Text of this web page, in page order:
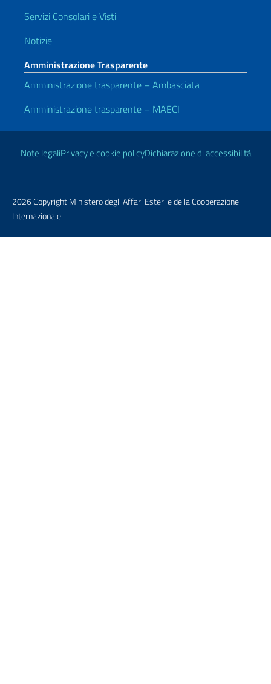
Servizi Consolari e Visti
Notizie
Amministrazione Trasparente
Amministrazione trasparente – Ambasciata
Amministrazione trasparente – MAECI
Link Utili
Note legaliPrivacy e cookie policyDichiarazione di accessibilità
2026 Copyright Ministero degli Affari Esteri e della Cooperazione
Internazionale